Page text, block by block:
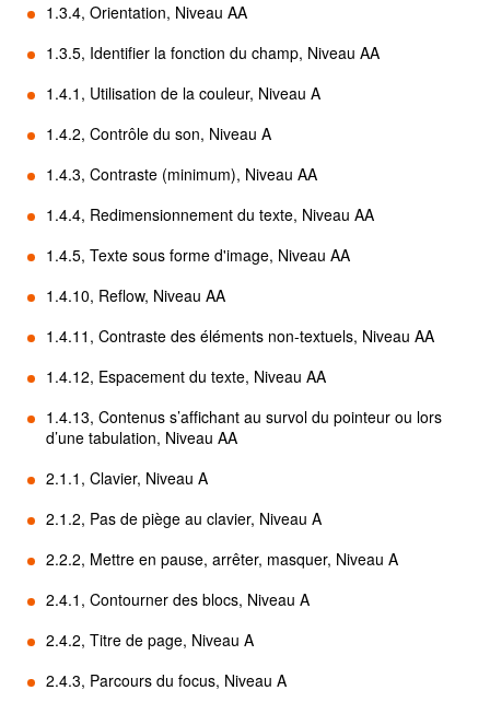
1.3.4, Orientation, Niveau AA
1.3.5, Identifier la fonction du champ, Niveau AA
1.4.1, Utilisation de la couleur, Niveau A
1.4.2, Contrôle du son, Niveau A
1.4.3, Contraste (minimum), Niveau AA
1.4.4, Redimensionnement du texte, Niveau AA
1.4.5, Texte sous forme d'image, Niveau AA
1.4.10, Reflow, Niveau AA
1.4.11, Contraste des éléments non-textuels, Niveau AA
1.4.12, Espacement du texte, Niveau AA
1.4.13, Contenus s’affichant au survol du pointeur ou lors
d’une tabulation, Niveau AA
2.1.1, Clavier, Niveau A
2.1.2, Pas de piège au clavier, Niveau A
2.2.2, Mettre en pause, arrêter, masquer, Niveau A
2.4.1, Contourner des blocs, Niveau A
2.4.2, Titre de page, Niveau A
2.4.3, Parcours du focus, Niveau A